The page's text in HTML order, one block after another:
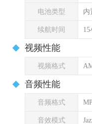
电池类型 内
续航时间
视频性能
视频格式
音频性能
音频格式
音效模式